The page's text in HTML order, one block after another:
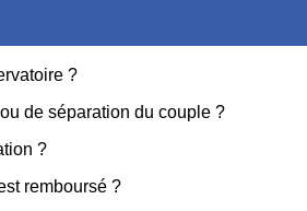
?
de séparation du couple ?
?
remboursé ?